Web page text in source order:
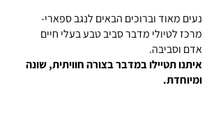
נעים מאוד וברוכים הבאים לנגב ספארי-
מרכז לטיולי מדבר סביב טבע בעלי חיים
אדם וסביבה.
איתנו תטיילו במדבר בצורה חוויתית, שונה
ומיוחדת.